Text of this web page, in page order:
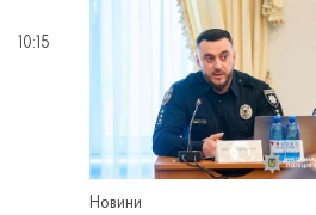
Новини
10:15